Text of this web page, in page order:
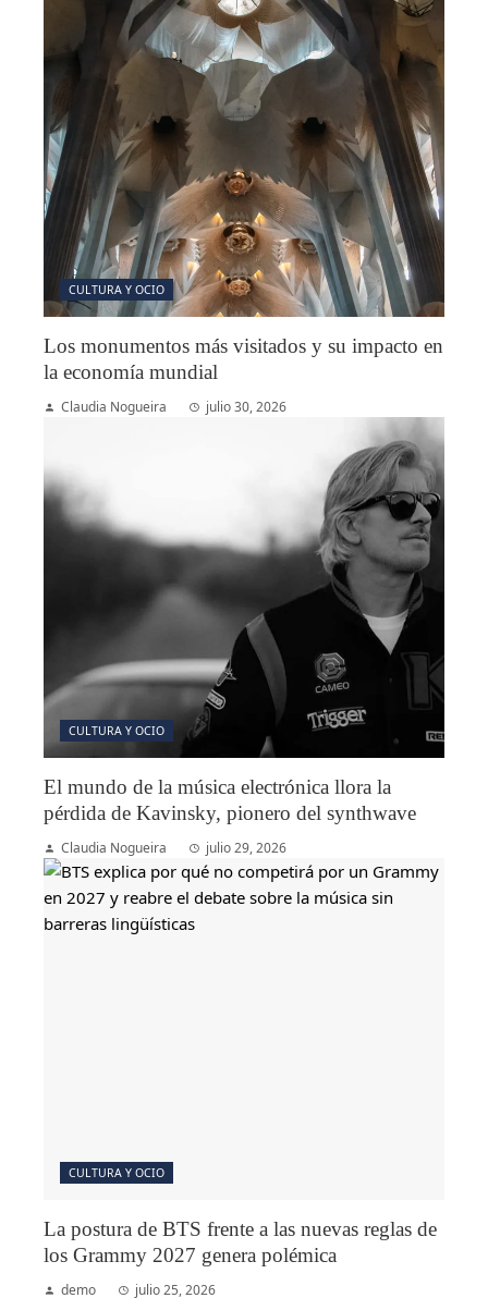
CULTURA Y OCIO
Los monumentos más visitados y su impacto en
la economía mundial
Claudia Nogueira julio 30, 2026
CULTURA Y OCIO
El mundo de la música electrónica llora la
pérdida de Kavinsky, pionero del synthwave
Claudia Nogueira julio 29, 2026
CULTURA Y OCIO
La postura de BTS frente a las nuevas reglas de
los Grammy 2027 genera polémica
demo julio 25, 2026